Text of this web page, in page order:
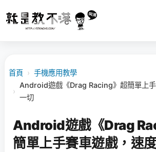
首頁 › 手機應用教學
›
Android遊戲《Drag Racing》超簡單上
一切
Android遊戲《Drag
簡單上手賽車遊戲，速